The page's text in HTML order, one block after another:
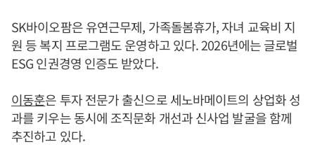
SK바이오팜은 유연근무제, 가족돌봄휴가, 자녀 교육비 지
원 등 복지 프로그램도 운영하고 있다. 2026년에는 글로벌
ESG 인권경영 인증도 받았다.
이동훈은 투자 전문가 출신으로 세노바메이트의 상업화 성
과를 키우는 동시에 조직문화 개선과 신사업 발굴을 함께
추진하고 있다.